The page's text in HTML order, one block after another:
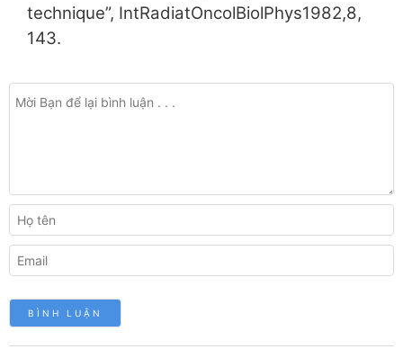
technique”, IntRadiatOncolBiolPhys1982,8,
143.